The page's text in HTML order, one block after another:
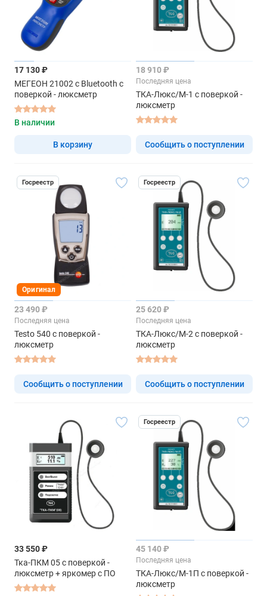
17 130 ₽
МЕГЕОН 21002 с Bluetooth с
поверкой - люксметр
В наличии
В корзину
18 910 ₽
Последняя цена
ТКА-Люкс/М-1 с поверкой -
люксметр
Сообщить о поступлении
Госреестр
Оригинал
23 490 ₽
Последняя цена
Testo 540 с поверкой -
люксметр
Сообщить о поступлении
Госреестр
25 620 ₽
Последняя цена
ТКА-Люкс/М-2 с поверкой -
люксметр
Сообщить о поступлении
33 550 ₽
Тка-ПКМ 05 с поверкой -
люксметр + яркомер с ПО
Госреестр
45 140 ₽
Последняя цена
ТКА-Люкс/М-1П с поверкой -
люксметр